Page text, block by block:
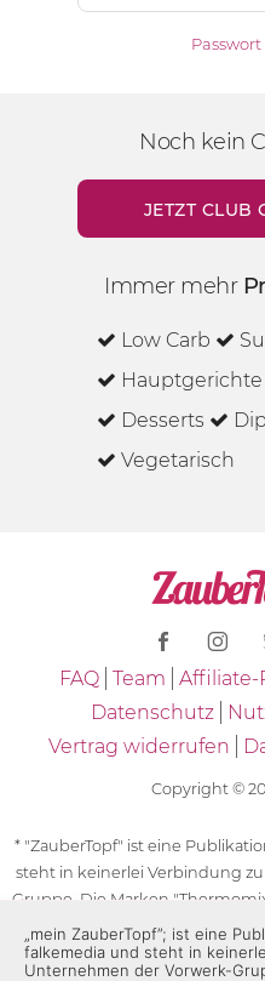
Noch kein
JETZT CLUB
Immer mehr
Low Carb
Hauptgerichte
Desserts
Vegetarisch
FAQ Team Affiliate-
Datenschutz
Vertrag widerrufen
Copyright ©
* "ZauberTopf" ist eine
steht in keinerlei Verbindung
Gruppe. Die Marken
des "Thermomix®" sind
der Vorwerk-Gruppe. Die
„mein ZauberTopf”; ist eine
falkemedia und steht in
Unternehmen der Vorwerk-